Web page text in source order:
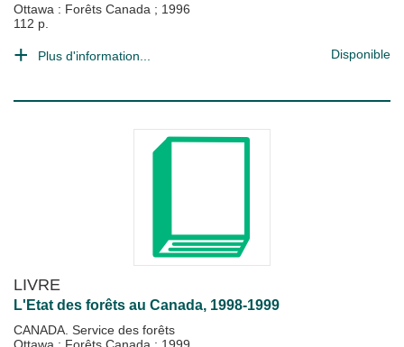
Ottawa : Forêts Canada ; 1996
112 p.
Plus d'information... Disponible
LIVRE
L'Etat des forêts au Canada, 1998-1999
CANADA. Service des forêts